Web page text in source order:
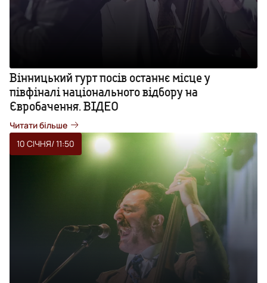
Вінницький гурт посів останнє місце у
півфіналі національного відбору на
Євробачення. ВІДЕО
Читати більше
10 СІЧНЯ/ 11:50